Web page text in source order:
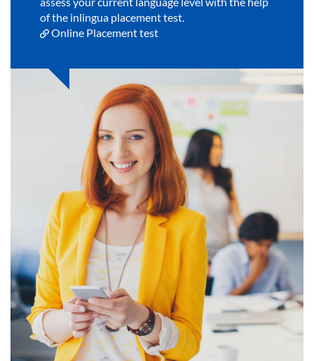
of the inlingua placement test.
Online Placement test